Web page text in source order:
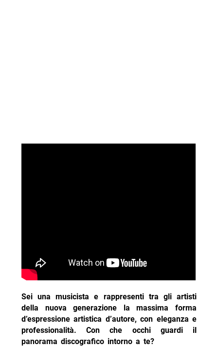
Sei una musicista e rappresenti tra gli artisti
della nuova generazione la massima forma
d’espressione artistica d’autore, con eleganza e
professionalità. Con che occhi guardi il
panorama discografico intorno a te?